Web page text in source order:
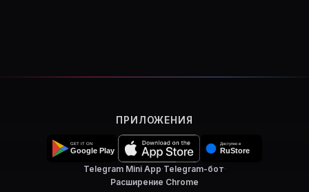
ПРИЛОЖЕНИЯ
Telegram Mini App·Telegram-бот·
Расширение Chrome